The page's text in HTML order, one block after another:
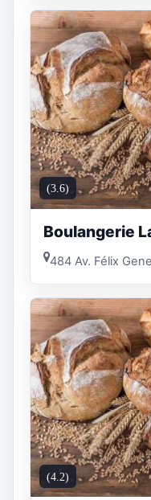
(3.6)
Boulangerie
484 Av. Félix
(4.2)